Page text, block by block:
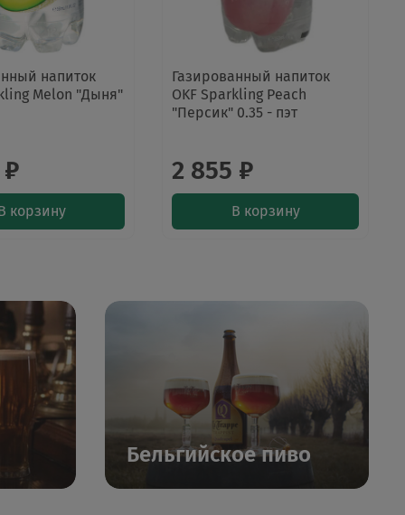
напиток
Melon "Дыня"
₽
корзину
Газированный напиток
OKF Sparkling Peach
"Персик" 0.35 - пэт
2 855 ₽
В корзину
Бельгийское пиво